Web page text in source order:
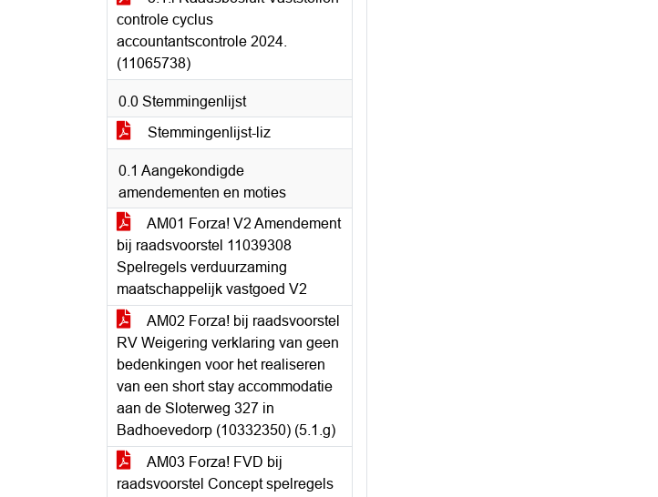
controle cyclus
accountantscontrole 2024.
(11065738)
0.0 Stemmingenlijst
Stemmingenlijst-liz
0.1 Aangekondigde
amendementen en moties
AM01 Forza! V2 Amendement
bij raadsvoorstel 11039308
Spelregels verduurzaming
maatschappelijk vastgoed V2
AM02 Forza! bij raadsvoorstel
RV Weigering verklaring van geen
bedenkingen voor het realiseren
van een short stay accommodatie
aan de Sloterweg 327 in
Badhoevedorp (10332350) (5.1.g)
AM03 Forza! FVD bij
raadsvoorstel Concept spelregels